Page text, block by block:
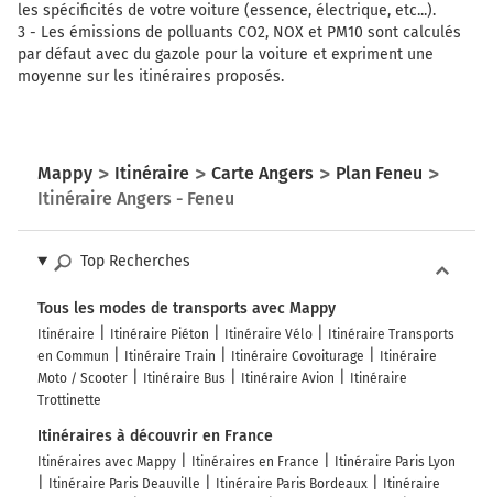
les spécificités de votre voiture (essence, électrique, etc...).
3 - Les émissions de polluants CO2, NOX et PM10 sont calculés
par défaut avec du gazole pour la voiture et expriment une
moyenne sur les itinéraires proposés.
Mappy Itinéraire Carte Angers
Plan Feneu
Itinéraire Angers - Feneu
Top Recherches
Tous les modes de transports avec Mappy
Itinéraire Itinéraire Piéton Itinéraire Vélo
Itinéraire Transports
en Commun
Itinéraire Train Itinéraire Covoiturage
Itinéraire
Moto / Scooter
Itinéraire Bus Itinéraire Avion
Itinéraire
Trottinette
Itinéraires à découvrir en France
Itinéraires avec Mappy Itinéraires en France
Itinéraire Paris Lyon
Itinéraire Paris Deauville
Itinéraire Paris Bordeaux
Itinéraire